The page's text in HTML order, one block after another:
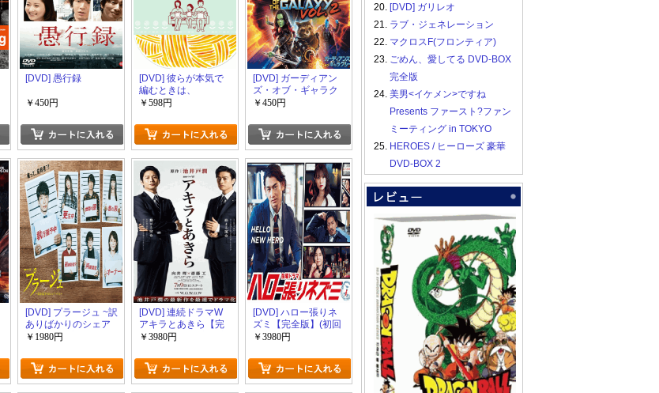
[DVD] 愚行録
￥450円
[DVD] 彼らが本気で
編むときは、
￥598円
[DVD] ガーディアン
ズ・オブ・ギャラク
シー:リミックス
￥450円
[DVD] プラージュ ~訳
ありばかりのシェア
ハウス~【完全版】
￥1980円
[DVD] 連続ドラマW
アキラとあきら【完
全版】(初回生産限定
￥3980円
[DVD] ハロー張りネ
ズミ【完全版】(初回
生産限定版)
￥3980円
20. [DVD] ガリレオ
21. ラブ・ジェネレーション
22. マクロスF(フロンティア)
23. ごめん、愛してる DVD-BOX
完全版
24. 美男<イケメン>ですね
Presents ファースト?ファン
ミーティング in TOKYO
25. HEROES / ヒーローズ 豪華
DVD-BOX 2